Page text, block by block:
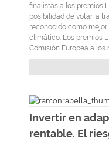
finalistas a los premios
posibilidad de votar, a
reconocido como
climático. Los premios
Comisión Europea a los
Invertir en
rentable. El